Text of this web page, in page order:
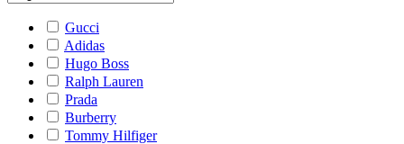
Gucci
Adidas
Hugo Boss
Ralph Lauren
Prada
Burberry
Tommy Hilfiger